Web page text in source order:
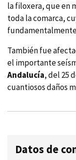
la filoxera, que en
toda la comarca,
También fue
el importante
Andalucí­a, del 25
cuantiosos daños
Datos de